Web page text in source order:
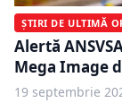
ȘTIRI DE ULTIMĂ
Alertă
Mega Image
19 septembrie